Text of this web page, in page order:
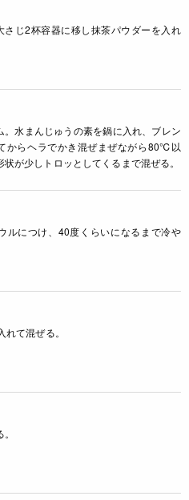
さじ2杯容器に移し抹茶パウダーを入れ
。水まんじゅうの素を鍋に入れ、ブレン
からヘラでかき混ぜまぜながら80℃以
状が少しトロッとしてくるまで混ぜる。
ルにつけ、40度くらいになるまで冷や
て混ぜる。